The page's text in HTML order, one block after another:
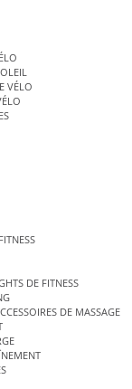
VÉLO
DE FITNESS
DE MASSAGE